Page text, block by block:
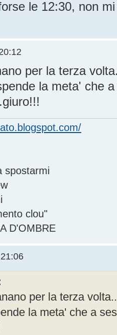
le 12:30, non
per la terza
la meta' che
spostarmi
clou"
D'OMBRE
per la terza
la meta' che a